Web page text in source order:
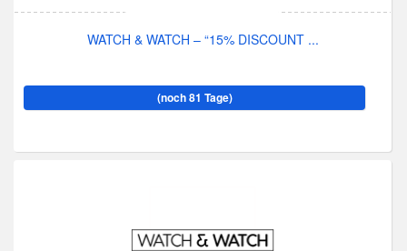
WATCH & WATCH – “15% DISCOUNT ...
(noch 81 Tage)